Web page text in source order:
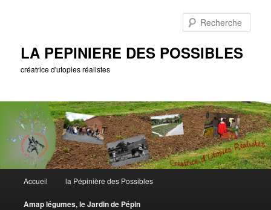
LA PEPINIERE DES POSSIBLES
créatrice d'utopies réalistes
principal
Accueil la Pépinière des Possibles
Amap légumes, le Jardin de Pépin